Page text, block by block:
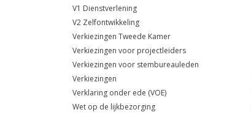
V1 Dienstverlening
V2 Zelfontwikkeling
Verkiezingen Tweede Kamer
Verkiezingen voor projectleiders
Verkiezingen voor stembureauleden
Verkiezingen
Verklaring onder ede (VOE)
Wet op de lijkbezorging